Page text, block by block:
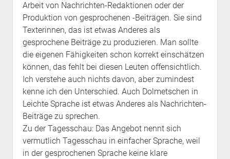
Arbeit von Nachrichten-Redaktionen oder der
Produktion von gesprochenen -Beiträgen. Sie sind
Texterinnen, das ist etwas Anderes als
gesprochene Beiträge zu produzieren. Man sollte
die eigenen Fähigkeiten schon korrekt einschätzen
können, das fehlt bei diesen Leuten offensichtlich.
Ich verstehe auch nichts davon, aber zumindest
kenne ich den Unterschied. Auch Dolmetschen in
Leichte Sprache ist etwas Anderes als Nachrichten-
Beiträge zu sprechen.
Zu der Tagesschau: Das Angebot nennt sich
vermutlich Tagesschau in einfacher Sprache, weil
in der gesprochenen Sprache keine klare